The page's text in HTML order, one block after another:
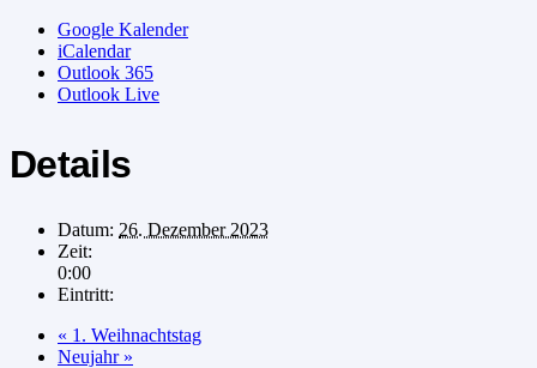
Google Kalender
iCalendar
Outlook 365
Outlook Live
Details
Datum: 26. Dezember 2023
Zeit:
0:00
Eintritt:
« 1. Weihnachtstag
Neujahr »